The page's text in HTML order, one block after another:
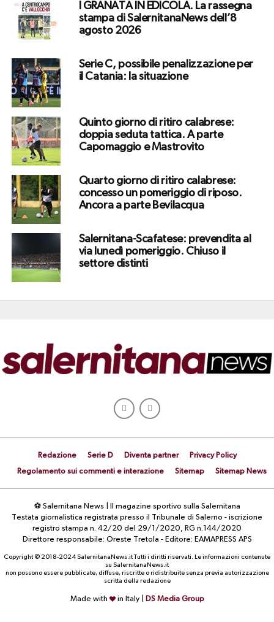
I GRANATA IN EDICOLA. La rassegna
stampa di SalernitanaNews dell’8
agosto 2026
Serie C, possibile penalizzazione per
il Catania: la situazione
Quinto giorno di ritiro calabrese:
doppia seduta tattica. A parte
Capomaggio e Mastrovito
Quarto giorno di ritiro calabrese:
concesso un pomeriggio di riposo.
Ancora a parte Bevilacqua
Salernitana-Scafatese: prevendita al
via lunedì pomeriggio. Chiuso il
settore distinti
Redazione Serie D Diventa partner
Privacy Policy
Regolamento sui commenti e interazione
Sitemap Sitemap News
⚽ Salernitana News | Il magazine sportivo sulla Salernitana
Testata giornalistica registrata presso il Tribunale di Salerno - iscrizione
registro stampa n. 42/20 del 29/1/2020, RG n.144/2020
Direttore responsabile: Oreste Tretola - Editore: EAMAPRESS APS
Copyright © 2018-2024 SalernitanaNews.it Tutti i diritti riservati. Le informazioni contenute
su SalernitanaNews.it
non possono essere pubblicate, diffuse, riscritte o ridistribuite senza previa autorizzazione
scritta della redazione
Made with in Italy | DS Media Group